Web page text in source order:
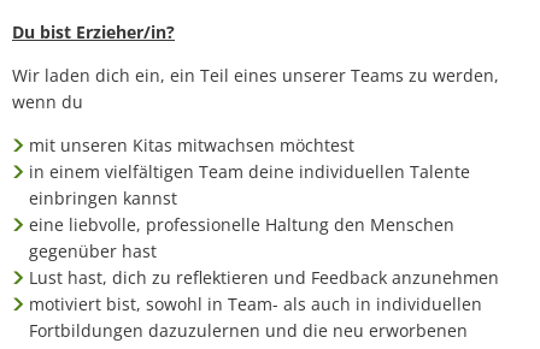
Du bist Erzieher/in?
Wir laden dich ein, ein Teil eines unserer Teams zu werden,
wenn du
mit unseren Kitas mitwachsen möchtest
in einem vielfältigen Team deine individuellen Talente
einbringen kannst
eine liebvolle, professionelle Haltung den Menschen
gegenüber hast
Lust hast, dich zu reflektieren und Feedback anzunehmen
motiviert bist, sowohl in Team- als auch in individuellen
Fortbildungen dazuzulernen und die neu erworbenen